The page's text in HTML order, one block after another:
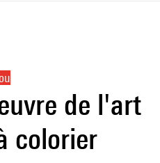
de l'art
colorier